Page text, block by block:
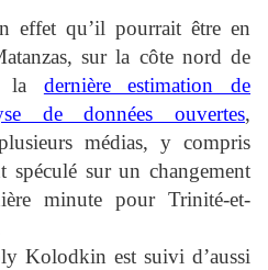
effet qu’il pourrait être en
sur la côte nord de
la dernière estimation de
de données ouvertes,
médias, y compris
spéculé sur un changement
minute pour Trinité-et-
Kolodkin est suivi d’aussi